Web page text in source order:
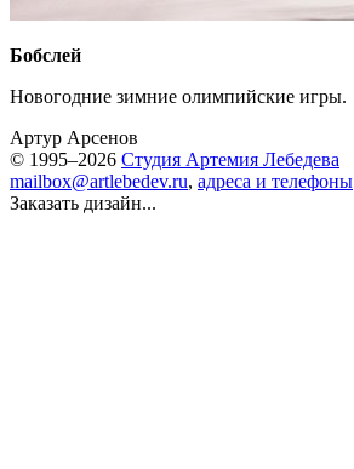
Бобслей
Новогодние зимние олимпийские игры.
Артур Арсенов
© 1995–2026 Студия Артемия Лебедева
mailbox@artlebedev.ru, адреса и телефоны
Заказать дизайн...